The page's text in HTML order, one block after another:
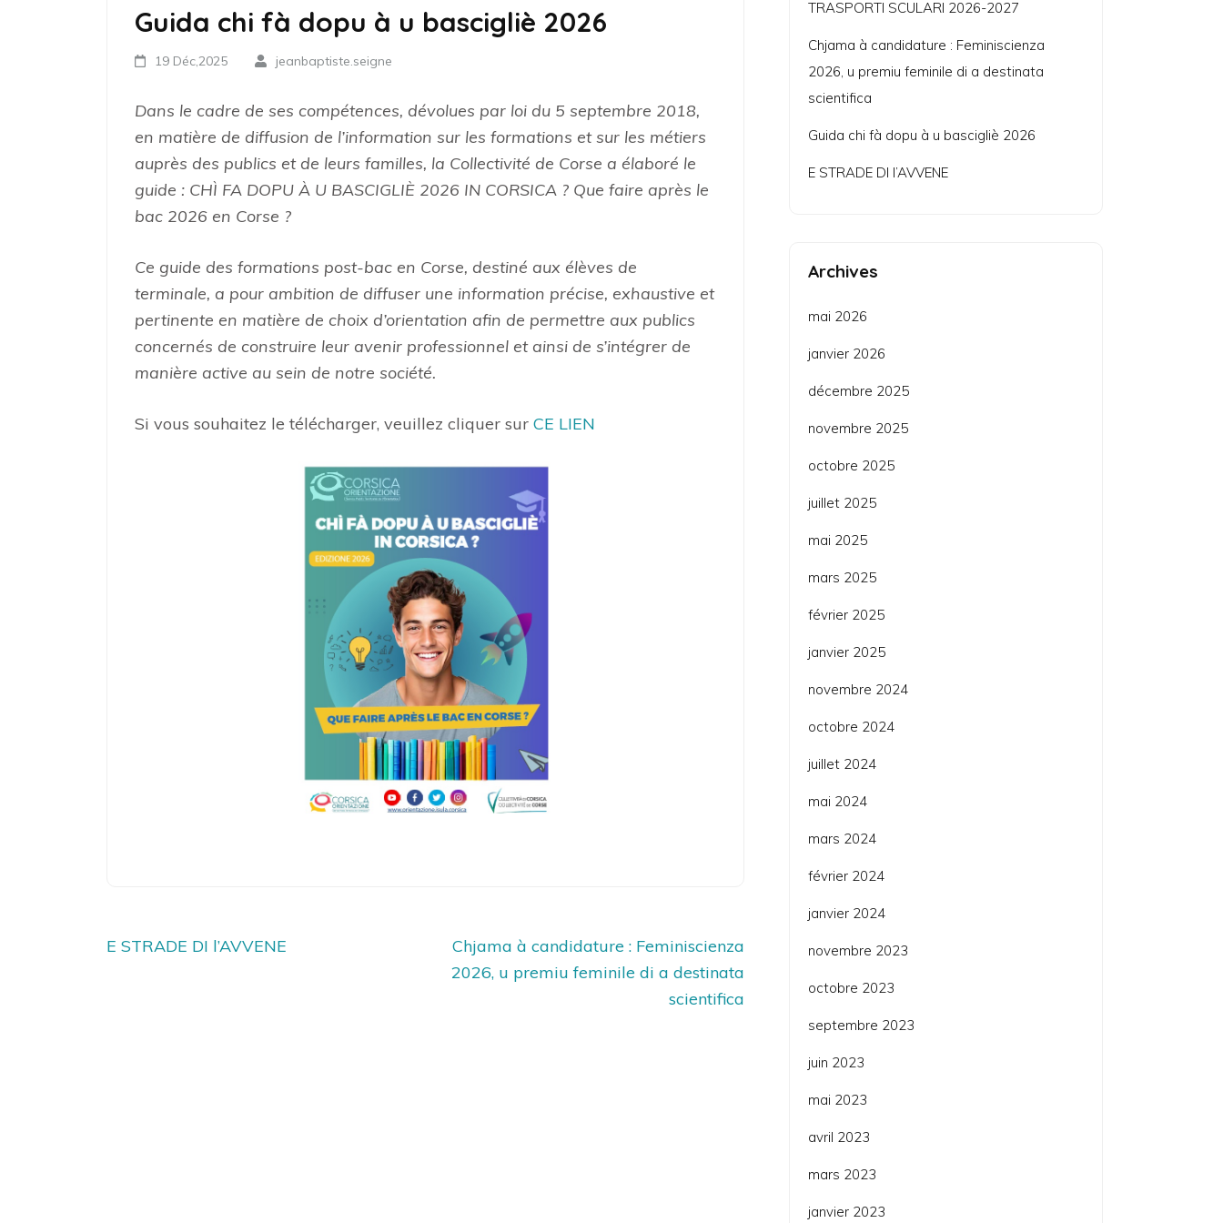
Guida chi fà dopu à u bascigliè 2026
19 Déc,2025 jeanbaptiste.seigne
Dans le cadre de ses compétences, dévolues par loi du 5 septembre 2018,
en matière de diffusion de l’information sur les formations et sur les métiers
auprès des publics et de leurs familles, la Collectivité de Corse a élaboré le
guide : CHÌ FA DOPU À U BASCIGLIÈ 2026 IN CORSICA ? Que faire après le
bac 2026 en Corse ?
Ce guide des formations post-bac en Corse, destiné aux élèves de
terminale, a pour ambition de diffuser une information précise, exhaustive et
pertinente en matière de choix d’orientation afin de permettre aux publics
concernés de construire leur avenir professionnel et ainsi de s’intégrer de
manière active au sein de notre société.
Si vous souhaitez le télécharger, veuillez cliquer sur CE LIEN
Navigation
E STRADE DI l’AVVENE
Chjama à candidature : Feminiscienza
2026, u premiu feminile di a destinata
scientifica
TRASPORTI SCULARI 2026-2027
Chjama à candidature : Feminiscienza
2026, u premiu feminile di a destinata
scientifica
Guida chi fà dopu à u bascigliè 2026
E STRADE DI l’AVVENE
Archives
mai 2026
janvier 2026
décembre 2025
novembre 2025
octobre 2025
juillet 2025
mai 2025
mars 2025
février 2025
janvier 2025
novembre 2024
octobre 2024
juillet 2024
mai 2024
mars 2024
février 2024
janvier 2024
novembre 2023
octobre 2023
septembre 2023
juin 2023
mai 2023
avril 2023
mars 2023
janvier 2023